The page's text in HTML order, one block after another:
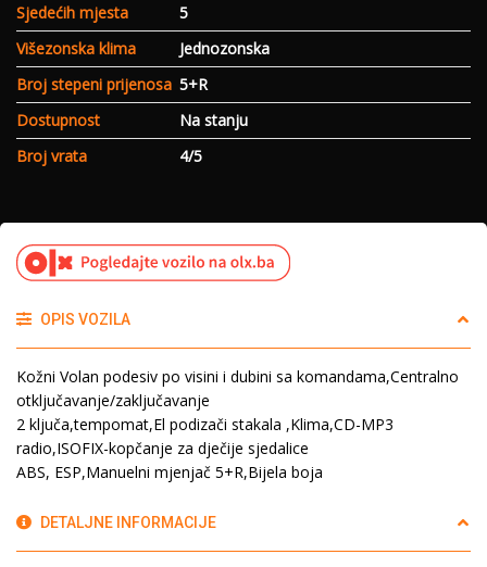
Sjedećih mjesta
5
Višezonska klima
Jednozonska
Broj stepeni prijenosa 5+R
Dostupnost
Na stanju
Broj vrata
4/5
OPIS VOZILA
Kožni Volan podesiv po visini i dubini sa komandama,Centralno
otključavanje/zaključavanje
2 ključa,tempomat,El podizači stakala ,Klima,CD-MP3
radio,ISOFIX-kopčanje za dječije sjedalice
ABS, ESP,Manuelni mjenjač 5+R,Bijela boja
DETALJNE INFORMACIJE